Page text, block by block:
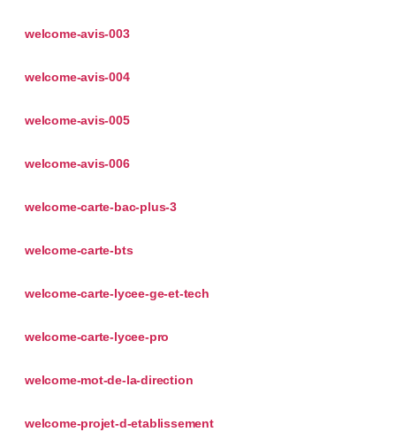
welcome-avis-003
welcome-avis-004
welcome-avis-005
welcome-avis-006
welcome-carte-bac-plus-3
welcome-carte-bts
welcome-carte-lycee-ge-et-tech
welcome-carte-lycee-pro
welcome-mot-de-la-direction
welcome-projet-d-etablissement